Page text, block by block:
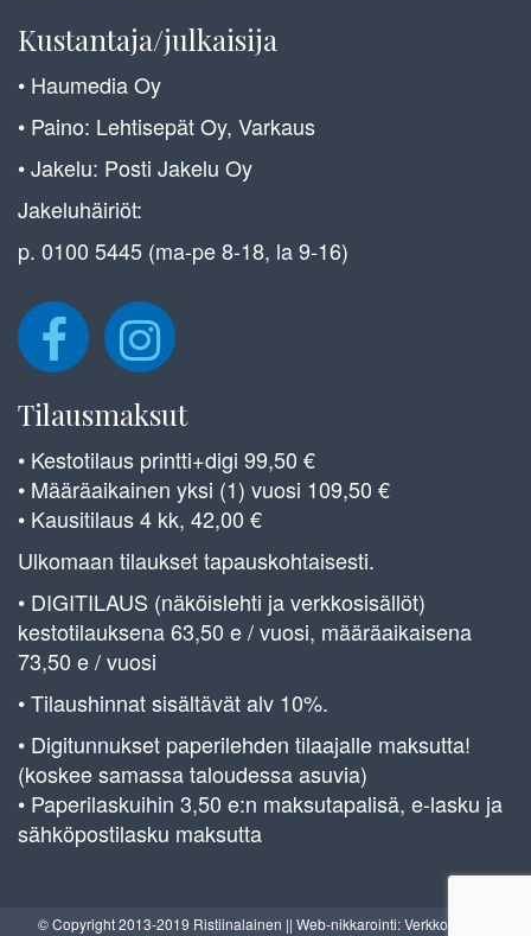
Kustantaja/julkaisija
• Haumedia Oy
• Paino: Lehtisepät Oy, Varkaus
• Jakelu: Posti Jakelu Oy
Jakeluhäiriöt:
p. 0100 5445 (ma-pe 8-18, la 9-16)
Tilausmaksut
• Kestotilaus printti+digi 99,50 €
• Määräaikainen yksi (1) vuosi 109,50 €
• Kausitilaus 4 kk, 42,00 €
Ulkomaan tilaukset tapauskohtaisesti.
• DIGITILAUS (näköislehti ja verkkosisällöt)
kestotilauksena 63,50 e / vuosi, määräaikaisena
73,50 e / vuosi
• Tilaushinnat sisältävät alv 10%.
• Digitunnukset paperilehden tilaajalle maksutta!
(koskee samassa taloudessa asuvia)
• Paperilaskuihin 3,50 e:n maksutapalisä, e-lasku ja
sähköpostilasku maksutta
© Copyright 2013-2019 Ristiinalainen || Web-nikkarointi: Verkkoverstas